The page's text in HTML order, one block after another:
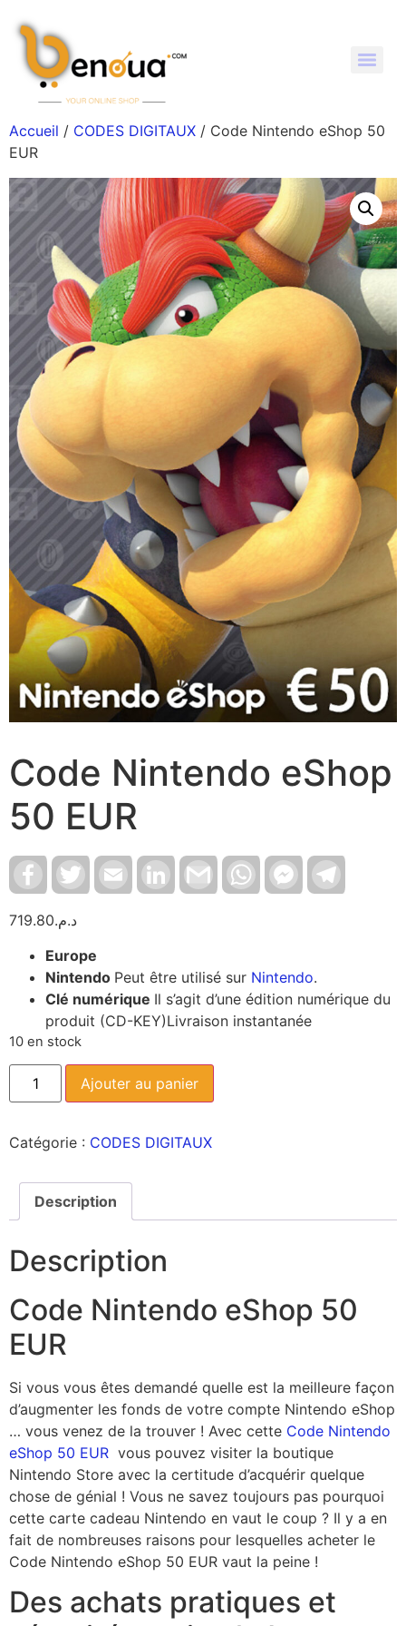
Accueil / CODES DIGITAUX / Code Nintendo eShop 50
EUR
Code Nintendo eShop
50 EUR
FacebookTwitter Email LinkedInGmail WhatsAppFacebook
Messenger
د.م.719.80
Europe
Nintendo Peut être utilisé sur Nintendo.
Clé numérique Il s’agit d’une édition numérique du
produit (CD-KEY)Livraison instantanée
10 en stock
Ajouter au panier
Catégorie : CODES DIGITAUX
Description
Description
Code Nintendo eShop 50
EUR
Si vous vous êtes demandé quelle est la meilleure façon
d’augmenter les fonds de votre compte Nintendo eShop
… vous venez de la trouver ! Avec cette Code Nintendo
eShop 50 EUR vous pouvez visiter la boutique
Nintendo Store avec la certitude d’acquérir quelque
chose de génial ! Vous ne savez toujours pas pourquoi
cette carte cadeau Nintendo en vaut le coup ? Il y a en
fait de nombreuses raisons pour lesquelles acheter le
Code Nintendo eShop 50 EUR vaut la peine !
Des achats pratiques et